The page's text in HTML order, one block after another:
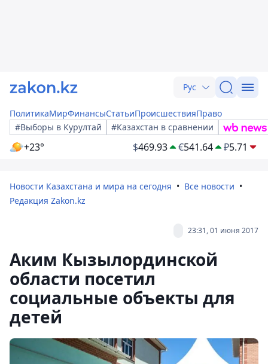
Рус
ПолитикаМирФинансыСтатьиПроисшествияПраво
#Выборы в Курултай
#Казахстан в сравнении
+23° $469.93 €541.64 ₽5.71
Новости Казахстана и мира на сегодня
Все новости
Редакция Zakon.kz
23:31, 01 июня 2017
Аким Кызылординской
области посетил
социальные объекты для
детей